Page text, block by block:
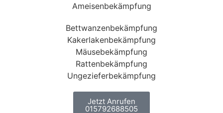
Ameisenbekämpfung
Bettwanzenbekämpfung
Kakerlakenbekämpfung
Mäusebekämpfung
Rattenbekämpfung
Ungezieferbekämpfung
Jetzt Anrufen
015792688505